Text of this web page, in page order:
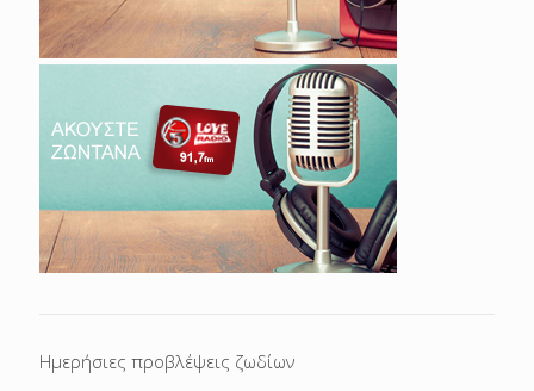
Ημερήσιες προβλέψεις ζωδίων